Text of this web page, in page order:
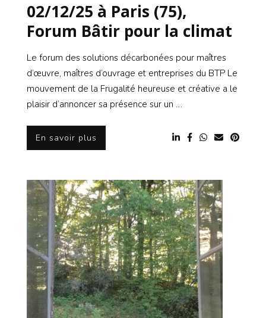
02/12/25 à Paris (75),
Forum Bâtir pour la climat
Le forum des solutions décarbonées pour maîtres
d’œuvre, maîtres d’ouvrage et entreprises du BTP Le
mouvement de la Frugalité heureuse et créative a le
plaisir d’annoncer sa présence sur un …
En savoir plus